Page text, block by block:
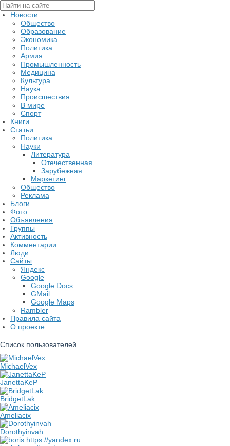
Новости
Общество
Образование
Экономика
Политика
Армия
Промышленность
Медицина
Культура
Наука
Происшествия
В мире
Спорт
Книги
Статьи
Политика
Науки
Литература
Отечественная
Зарубежная
Маркетинг
Общество
Реклама
Блоги
Фото
Объявления
Группы
Активность
Комментарии
Люди
Сайты
Яндекс
Google
Google Docs
GMail
Google Maps
Rambler
Правила сайта
О проекте
Список пользователей
MichaelVex
JanettaKeP
BridgetLak
Ameliacix
Dorothyinvah